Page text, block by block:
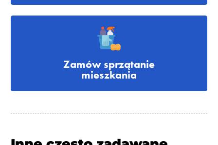
Zamów sprzątanie
mieszkania